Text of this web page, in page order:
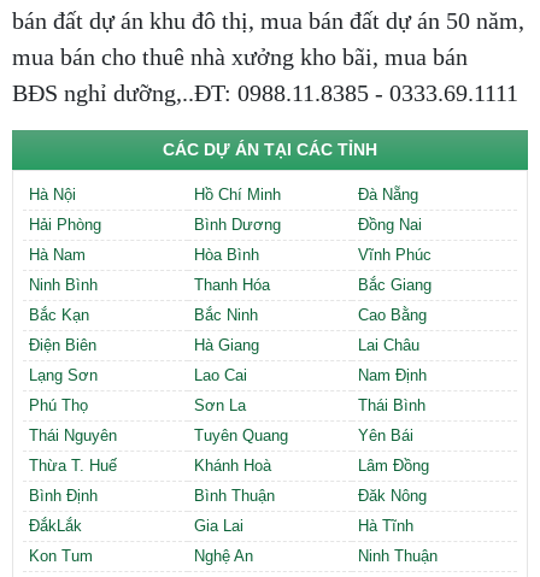
bán đất dự án khu đô thị, mua bán đất dự án 50 năm,
mua bán cho thuê nhà xưởng kho bãi, mua bán
BĐS nghỉ dưỡng,..ĐT: 0988.11.8385 - 0333.69.1111
CÁC DỰ ÁN TẠI CÁC TỈNH
Hà Nội Hồ Chí Minh
Đà Nẵng
Hải Phòng
Bình Dương
Đồng Nai
Hà Nam
Hòa Bình
Vĩnh Phúc
Ninh Bình
Thanh Hóa
Bắc Giang
Bắc Kạn
Bắc Ninh
Cao Bằng
Điện Biên
Hà Giang
Lai Châu
Lạng Sơn
Lao Cai
Nam Định
Phú Thọ
Sơn La
Thái Bình
Thái Nguyên
Tuyên Quang
Yên Bái
Thừa T. Huế
Khánh Hoà
Lâm Đồng
Bình Định
Bình Thuận
Đăk Nông
ĐắkLắk
Gia Lai
Hà Tĩnh
Kon Tum
Nghệ An
Ninh Thuận